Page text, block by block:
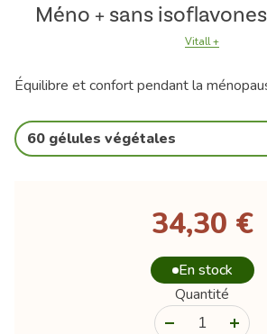
Méno + sans
Vitall +
Équilibre et confort pendant la
60 gélules végétales
34,30 €
En stock
Quantité